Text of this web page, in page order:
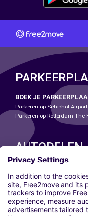
BOEK JE
Parkeren op Schiphol Airport
Parkeren op Rotterdam The
AUTODELEN
ONZE STEDEN
Paris
Madrid
Washington DC
Milaan
Rome